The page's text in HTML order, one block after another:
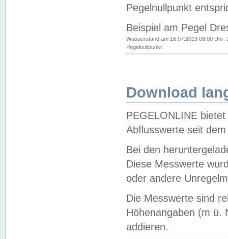
Pegelnullpunkt
Beispiel am Pegel
Wasserstand am 16.07.2013 08:00 Uhr:
Pegelnullpunkt
Download
PEGELONLINE
Abflusswerte seit
Bei den
Diese Messwerte
oder andere
Die Messwerte sind
Höhenangaben (m ü.
addieren.